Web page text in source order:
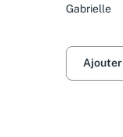
Gabrielle
Ajouter